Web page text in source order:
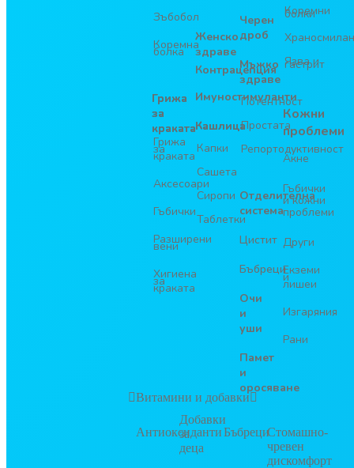
Зъбобол
Коремна
болка
Грижа
за
краката
Грижа
за
краката
Аксесоари
Гъбички
Разширени
вени
Хигиена
за
краката
Женско
здраве
Контрацепция
Имуностимуланти
Кашлица
Капки
Сашета
Сиропи
Таблетки
Черен
дроб
Мъжко
здраве
Потентност
Простата
Репортодуктивност
Отделителна
система
Цистит
Бъбреци
Очи
и
уши
Памет
и
оросяване
Коремни
болки
Язва и
гастрит
Кожни
проблеми
Акне
Гъбички
и кожни
проблеми
Други
Екземи
и
лишеи
Изгаряния
Рани
Витамини и добавки
Антиоксиданти
Добавки
за
деца
БъбрециСтомашно-
чревен
дискомфорт